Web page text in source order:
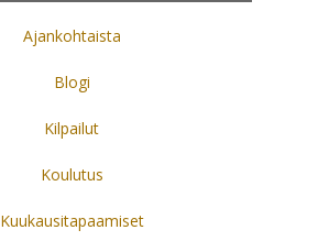
Ajankohtaista
Blogi
Kilpailut
Koulutus
Kuukausitapaamiset